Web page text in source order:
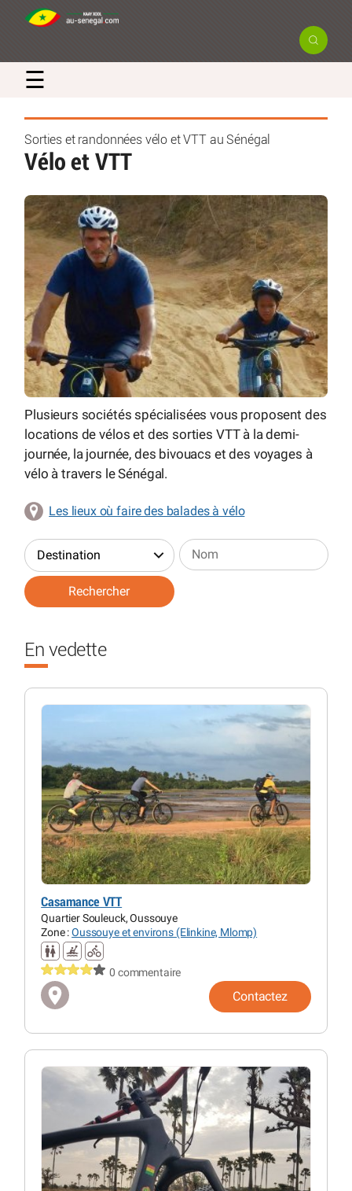
☰
Sorties et randonnées vélo et VTT au Sénégal
Vélo et VTT
Plusieurs sociétés spécialisées vous proposent des
locations de vélos et des sorties VTT à la demi-
journée, la journée, des bivouacs et des voyages à
vélo à travers le Sénégal.
Les lieux où faire des balades à vélo
En vedette
Casamance VTT
Quartier Souleuck, Oussouye
Zone :Oussouye et environs (Elinkine, Mlomp)
0 commentaire
Contactez